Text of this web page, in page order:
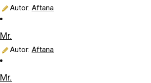
Autor: Aftana
Mr.
Autor: Aftana
Mr.